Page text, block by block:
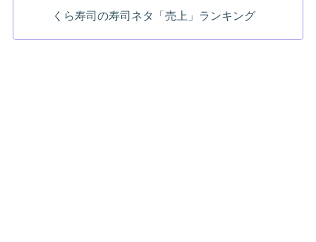
くら寿司の寿司ネタ「売上」ランキング